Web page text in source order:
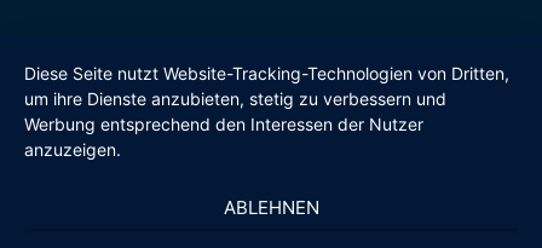
Diese Seite nutzt Website-Tracking-Technologien von Dritten,
um ihre Dienste anzubieten, stetig zu verbessern und
Werbung entsprechend den Interessen der Nutzer
anzuzeigen.
ABLEHNEN